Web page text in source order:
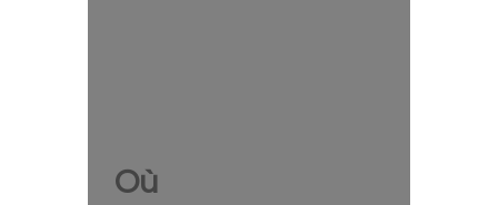
Où